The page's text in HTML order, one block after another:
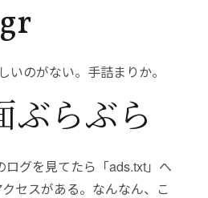
いのがない。手詰まりか。
ぶらぶら
ログを見てたら「ads.txt」へ
セスがある。なんなん、こ